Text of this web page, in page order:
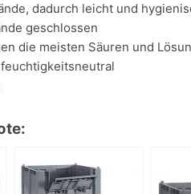
dadurch leicht und
geschlossen
die meisten Säuren und